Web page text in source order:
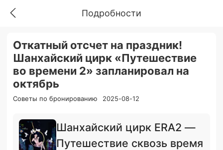
Подробности
Откатный отсчет на праздник!
Шанхайский цирк «Путешествие
во времени 2» запланировал на
октябрь
Советы по бронированию 2025-08-12
Шанхайский цирк ERA2 —
Путешествие сквозь время